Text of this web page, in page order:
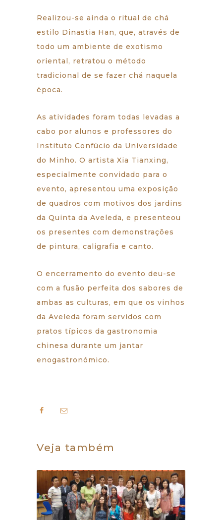
Realizou-se ainda o ritual de chá
estilo Dinastia Han, que, através de
todo um ambiente de exotismo
oriental, retratou o método
tradicional de se fazer chá naquela
época.
As atividades foram todas levadas a
cabo por alunos e professores do
Instituto Confúcio da Universidade
do Minho. O artista Xia Tianxing,
especialmente convidado para o
evento, apresentou uma exposição
de quadros com motivos dos jardins
da Quinta da Aveleda, e presenteou
os presentes com demonstrações
de pintura, caligrafia e canto.
O encerramento do evento deu-se
com a fusão perfeita dos sabores de
ambas as culturas, em que os vinhos
da Aveleda foram servidos com
pratos típicos da gastronomia
chinesa durante um jantar
enogastronómico.
Veja também